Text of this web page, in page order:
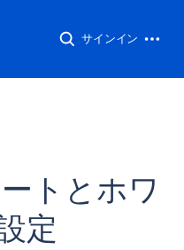
サインイン
トとホワ
定